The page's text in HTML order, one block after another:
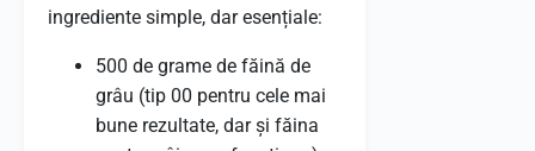
ingrediente simple, dar esențiale:
500 de grame de făină de
grâu (tip 00 pentru cele mai
bune rezultate, dar și făina